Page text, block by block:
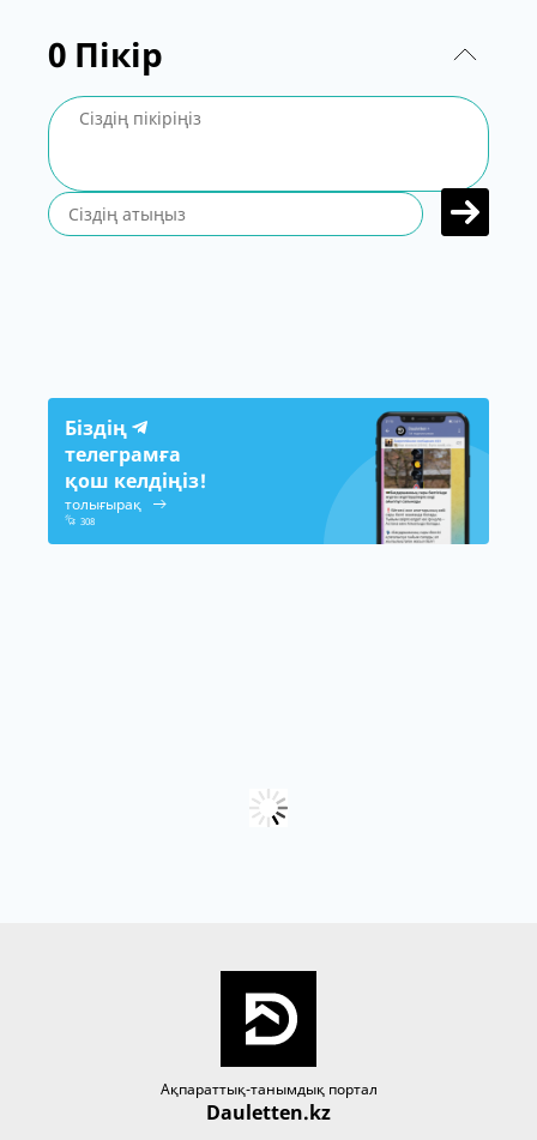
0 Пікір
Біздің
телеграмға
қош келдіңіз!
толығырақ
308
Ақпараттық-танымдық портал
Dauletten.kz